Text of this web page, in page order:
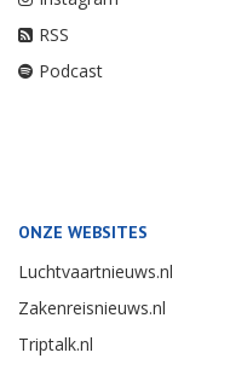
RSS
Podcast
ONZE WEBSITES
Luchtvaartnieuws.nl
Zakenreisnieuws.nl
Triptalk.nl